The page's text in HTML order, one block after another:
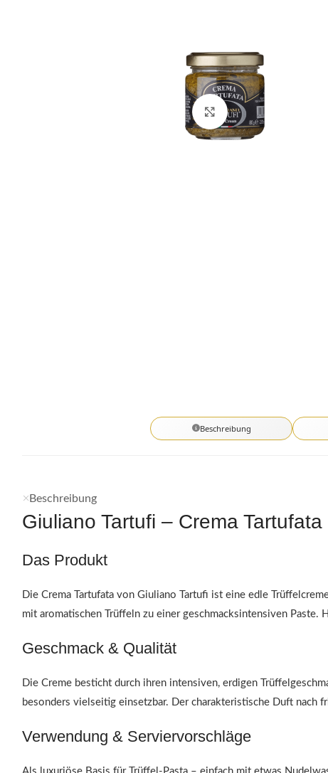
Click to enlarge
Beschreibung
Beschreibung
Giuliano Tartufi – Crema Tartufata
Das Produkt
Die Crema Tartufata von Giuliano Tartufi ist eine edle
mit aromatischen Trüffeln zu einer geschmacksintensiven
Geschmack & Qualität
Die Creme besticht durch ihren intensiven, erdigen
besonders vielseitig einsetzbar. Der charakteristische Duft nach
Verwendung & Serviervorschläge
Als luxuriöse Basis für Trüffel-Pasta – einfach mit etwas